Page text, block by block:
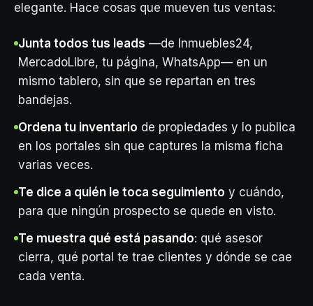
elegante. Hace cosas que mueven tus ventas:
Junta todos tus leads —de Inmuebles24,
MercadoLibre, tu página, WhatsApp— en un
mismo tablero, sin que se repartan en tres
bandejas.
Ordena tu inventario de propiedades y lo publica
en los portales sin que captures la misma ficha
varias veces.
Te dice a quién le toca seguimiento y cuándo,
para que ningún prospecto se quede en visto.
Te muestra qué está pasando: qué asesor
cierra, qué portal te trae clientes y dónde se cae
cada venta.